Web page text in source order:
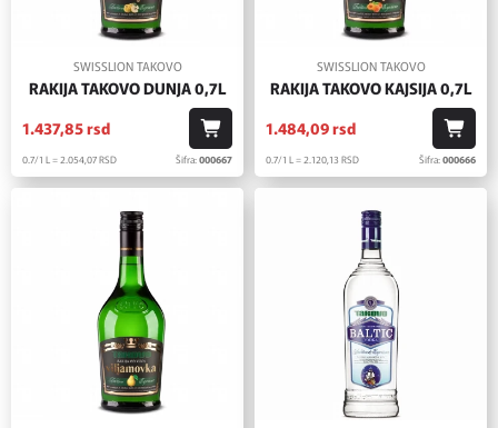
SWISSLION TAKOVO
RAKIJA TAKOVO DUNJA 0,7L
1.437,85rsd
0.7/1 L = 2.054,07RSD Šifra:000667
SWISSLION TAKOVO
RAKIJA TAKOVO KAJSIJA 0,7L
1.484,09rsd
0.7/1 L = 2.120,13 RSD Šifra:000666